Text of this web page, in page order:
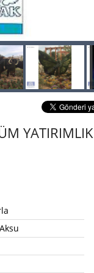
YATIRIMLIK